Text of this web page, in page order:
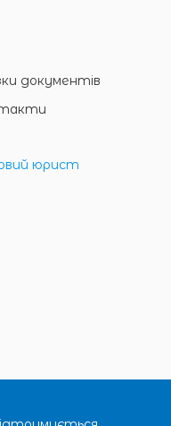
документів
юрист